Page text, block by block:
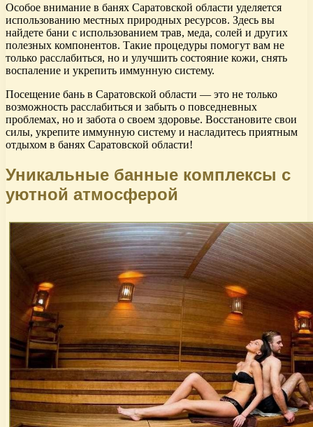
Особое внимание в банях Саратовской области уделяется
использованию местных природных ресурсов. Здесь вы
найдете бани с использованием трав, меда, солей и других
полезных компонентов. Такие процедуры помогут вам не
только расслабиться, но и улучшить состояние кожи, снять
воспаление и укрепить иммунную систему.
Посещение бань в Саратовской области — это не только
возможность расслабиться и забыть о повседневных
проблемах, но и забота о своем здоровье. Восстановите свои
силы, укрепите иммунную систему и насладитесь приятным
отдыхом в банях Саратовской области!
Уникальные банные комплексы с
уютной атмосферой